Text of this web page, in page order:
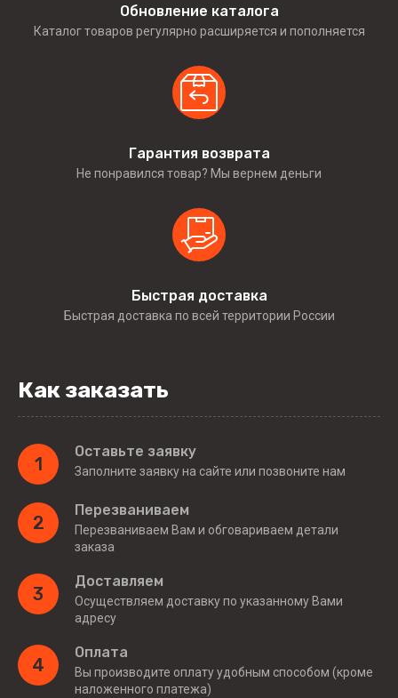
Обновление каталога
Каталог товаров регулярно расширяется и пополняется
Гарантия возврата
Не понравился товар? Мы вернем деньги
Быстрая доставка
Быстрая доставка по всей территории России
Как заказать
1
Оставьте заявку
Заполните заявку на сайте или позвоните нам
2
Перезваниваем
Перезваниваем Вам и обговариваем детали
заказа
3
Доставляем
Осуществляем доставку по указанному Вами
адресу
4
Оплата
Вы производите оплату удобным способом (кроме
наложенного платежа)